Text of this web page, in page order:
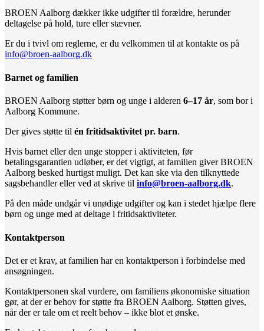
BROEN Aalborg dækker ikke udgifter til forældre, herunder
deltagelse på hold, ture eller stævner.
Er du i tvivl om reglerne, er du velkommen til at kontakte os på
info@broen-aalborg.dk
Barnet og familien
BROEN Aalborg støtter børn og unge i alderen 6–17 år, som bor i
Aalborg Kommune.
Der gives støtte til én fritidsaktivitet pr. barn.
Hvis barnet eller den unge stopper i aktiviteten, før
betalingsgarantien udløber, er det vigtigt, at familien giver BROEN
Aalborg besked hurtigst muligt. Det kan ske via den tilknyttede
sagsbehandler eller ved at skrive til info@broen-aalborg.dk.
På den måde undgår vi unødige udgifter og kan i stedet hjælpe flere
børn og unge med at deltage i fritidsaktiviteter.
Kontaktperson
Det er et krav, at familien har en kontaktperson i forbindelse med
ansøgningen.
Kontaktpersonen skal vurdere, om familiens økonomiske situation
gør, at der er behov for støtte fra BROEN Aalborg. Støtten gives,
når der er tale om et reelt behov – ikke blot et ønske.